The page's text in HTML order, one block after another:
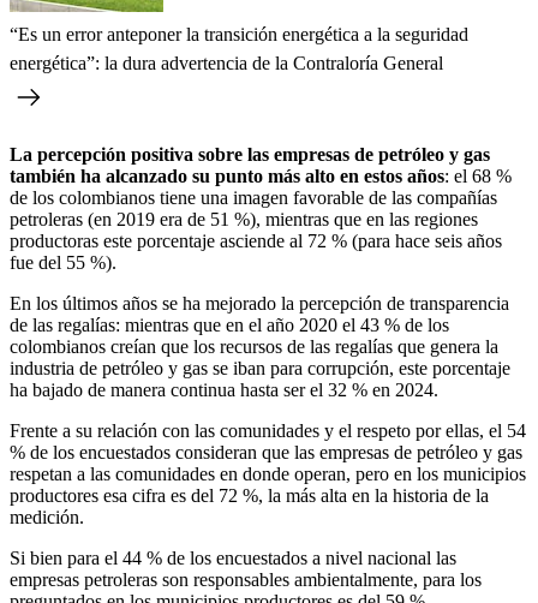
“Es un error anteponer la transición energética a la seguridad
energética”: la dura advertencia de la Contraloría General
La percepción positiva sobre las empresas de petróleo y gas
también ha alcanzado su punto más alto en estos años: el 68 %
de los colombianos tiene una imagen favorable de las compañías
petroleras (en 2019 era de 51 %), mientras que en las regiones
productoras este porcentaje asciende al 72 % (para hace seis años
fue del 55 %).
En los últimos años se ha mejorado la percepción de transparencia
de las regalías: mientras que en el año 2020 el 43 % de los
colombianos creían que los recursos de las regalías que genera la
industria de petróleo y gas se iban para corrupción, este porcentaje
ha bajado de manera continua hasta ser el 32 % en 2024.
Frente a su relación con las comunidades y el respeto por ellas, el 54
% de los encuestados consideran que las empresas de petróleo y gas
respetan a las comunidades en donde operan, pero en los municipios
productores esa cifra es del 72 %, la más alta en la historia de la
medición.
Si bien para el 44 % de los encuestados a nivel nacional las
empresas petroleras son responsables ambientalmente, para los